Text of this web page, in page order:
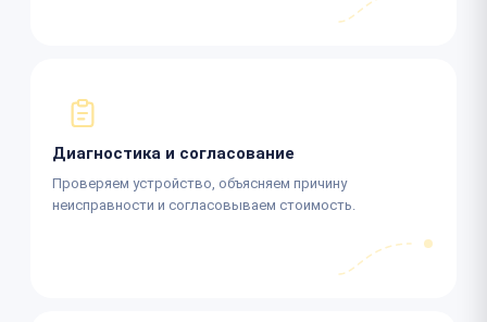
Диагностика и согласование
Проверяем устройство, объясняем причину
неисправности и согласовываем стоимость.